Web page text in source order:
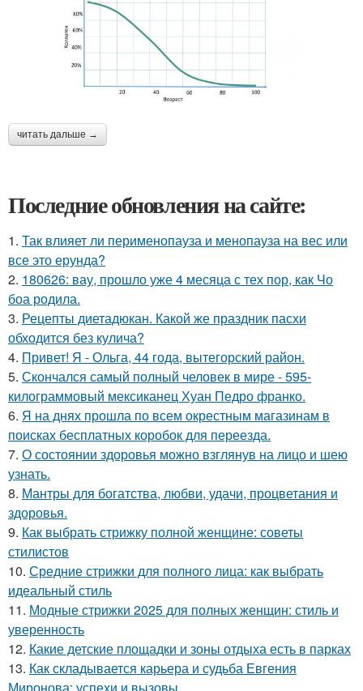
читать дальше →
Последние обновления на сайте:
1. Так влияет ли перименопауза и менопауза на вес или
все это ерунда?
2. 180626: вау, прошло уже 4 месяца с тех пор, как Чо
боа родила.
3. Рецепты диетадюкан. Какой же праздник пасхи
обходится без кулича?
4. Привет! Я - Ольга, 44 года, вытегорский район.
5. Скончался самый полный человек в мире - 595-
килограммовый мексиканец Хуан Педро франко.
6. Я на днях прошла по всем окрестным магазинам в
поисках бесплатных коробок для переезда.
7. О состоянии здоровья можно взглянув на лицо и шею
узнать.
8. Мантры для богатства, любви, удачи, процветания и
здоровья.
9. Как выбрать стрижку полной женщине: советы
стилистов
10. Средние стрижки для полного лица: как выбрать
идеальный стиль
11. Модные стрижки 2025 для полных женщин: стиль и
уверенность
12. Какие детские площадки и зоны отдыха есть в парках
13. Как складывается карьера и судьба Евгения